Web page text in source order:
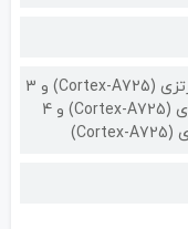
1 هسته 3.4 گیگاهرتزی (Cortex-A725) و 3
هسته 3.2 گیگاهرتزی (Cortex-A725) و 4